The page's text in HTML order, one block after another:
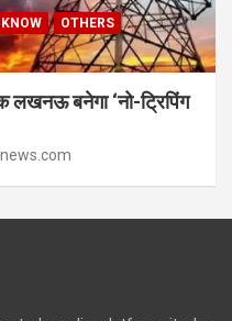
OTHERS
लखनऊ बनेगा ‘नो-ट्रिपिंग